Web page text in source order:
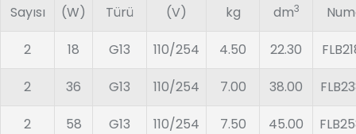
Sayısı (W) Türü (V) kg dm3
2 18 G13 110/254 4.50 22.30
2 36 G13 110/254 7.00 38.00
2 58 G13 110/254 7.50 45.00